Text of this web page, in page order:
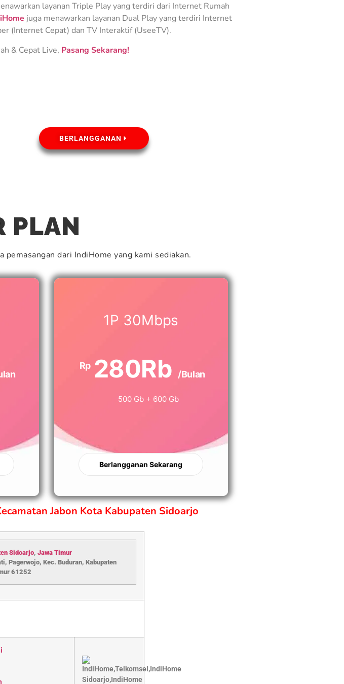
layanan Triple Play yang terdiri dari Internet Rumah
juga menawarkan layanan Dual Play yang terdiri Internet
(Internet Cepat) dan TV Interaktif (UseeTV).
& Cepat Live, Pasang Sekarang!
BERLANGGANAN
PLAN
dari IndiHome yang kami sediakan.
1P 30Mbps
Rp 280Rb /Bulan
500 Gb + 600 Gb
Berlangganan Sekarang
Jabon Kota Kabupaten Sidoarjo
Sidoarjo, Jawa Timur
Pagerwojo, Kec. Buduran, Kabupaten
61252